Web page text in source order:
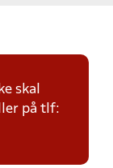
skal
på tlf: